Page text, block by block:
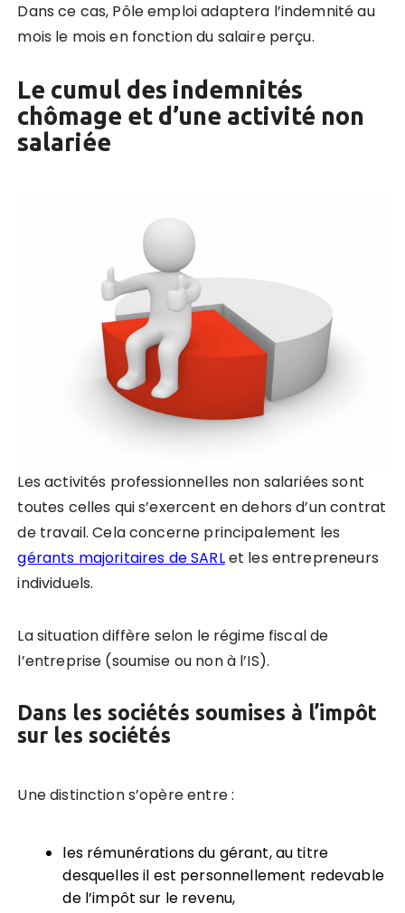
Dans ce cas, Pôle emploi adaptera l’indemnité au
mois le mois en fonction du salaire perçu.
Le cumul des indemnités
chômage et d’une activité non
salariée
Les activités professionnelles non salariées sont
toutes celles qui s’exercent en dehors d’un contrat
de travail. Cela concerne principalement les
gérants majoritaires de SARLet les entrepreneurs
individuels.
La situation diffère selon le régime fiscal de
l’entreprise (soumise ou non à l’IS).
Dans les sociétés soumises à l’impôt
sur les sociétés
Une distinction s’opère entre :
les rémunérations du gérant, au titre
desquelles il est personnellement redevable
de l’impôt sur le revenu,